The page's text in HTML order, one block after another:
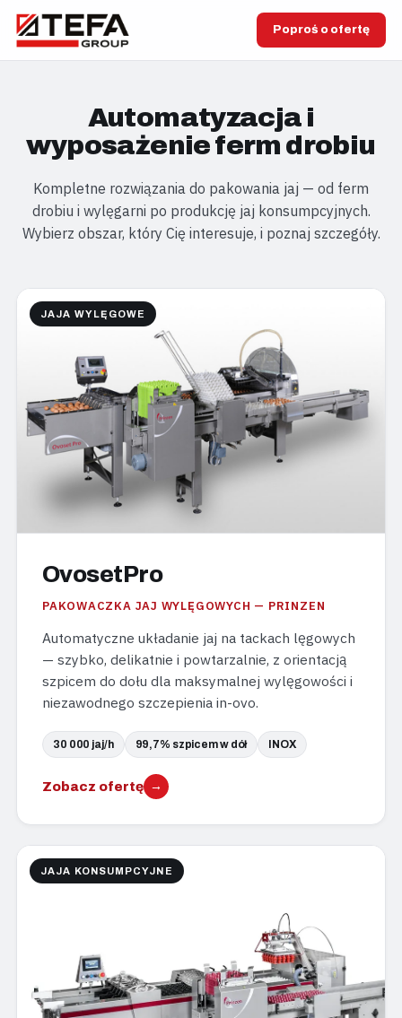
Poproś o ofertę
Automatyzacja i
wyposażenie ferm drobiu
Kompletne rozwiązania do pakowania jaj — od ferm
drobiu i wylęgarni po produkcję jaj konsumpcyjnych.
Wybierz obszar, który Cię interesuje, i poznaj szczegóły.
JAJA WYLĘGOWE
OvosetPro
PAKOWACZKA JAJ WYLĘGOWYCH — PRINZEN
Automatyczne układanie jaj na tackach lęgowych
— szybko, delikatnie i powtarzalnie, z orientacją
szpicem do dołu dla maksymalnej wylęgowości i
niezawodnego szczepienia in-ovo.
30 000 jaj/h 99,7% szpicem w dół INOX
Zobacz ofertę →
JAJA KONSUMPCYJNE